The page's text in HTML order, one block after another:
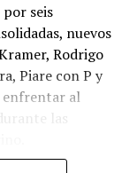
seis
nuevos
Rodrigo
Piare con P y
enfrentar al
las